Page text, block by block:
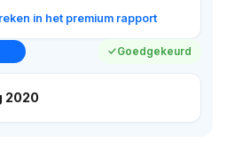
in het premium rapport
Goedgekeurd
2020